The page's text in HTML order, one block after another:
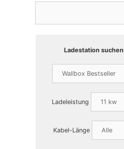
Ladestation suchen
Ladeleistung
Kabel-Länge